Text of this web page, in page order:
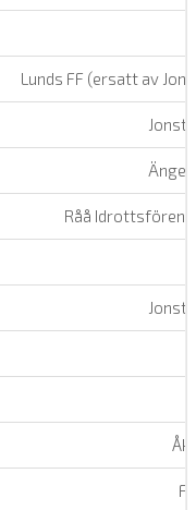
Lunds FF (ersatt av
Råå